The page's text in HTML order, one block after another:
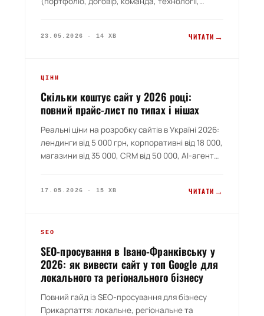
тиждень», відсутність сорс-коду), чек-лист
досвідом.
23.05.2026 · 14 ХВ ЧИТАТИ →
ЦІНИ
Скільки коштує сайт у 2026 році:
повний прайс-лист по типах і нішах
Реальні ціни на розробку сайтів в Україні 2026:
лендинги від 5 000 грн, корпоративні від 18 000,
магазини від 35 000, CRM від 50 000, AI-агенти
прихована ціна, фрилансер vs студія, чек-лист
17.05.2026 · 15 ХВ ЧИТАТИ →
SEO
SEO-просування в Івано-Франківську у
2026: як вивести сайт у топ Google для
локального та регіонального бізнесу
Повний гайд із SEO-просування для бізнесу
Прикарпаття: локальне, регіональне та